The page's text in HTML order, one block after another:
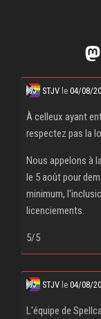
Mastodon
STJV le 04/08/
À celleux ayant
respectez pas la
Nous appelons à
le 5 août pour
minimum,
licenciements.
5/5
STJV le 04/08/
L'équipe de